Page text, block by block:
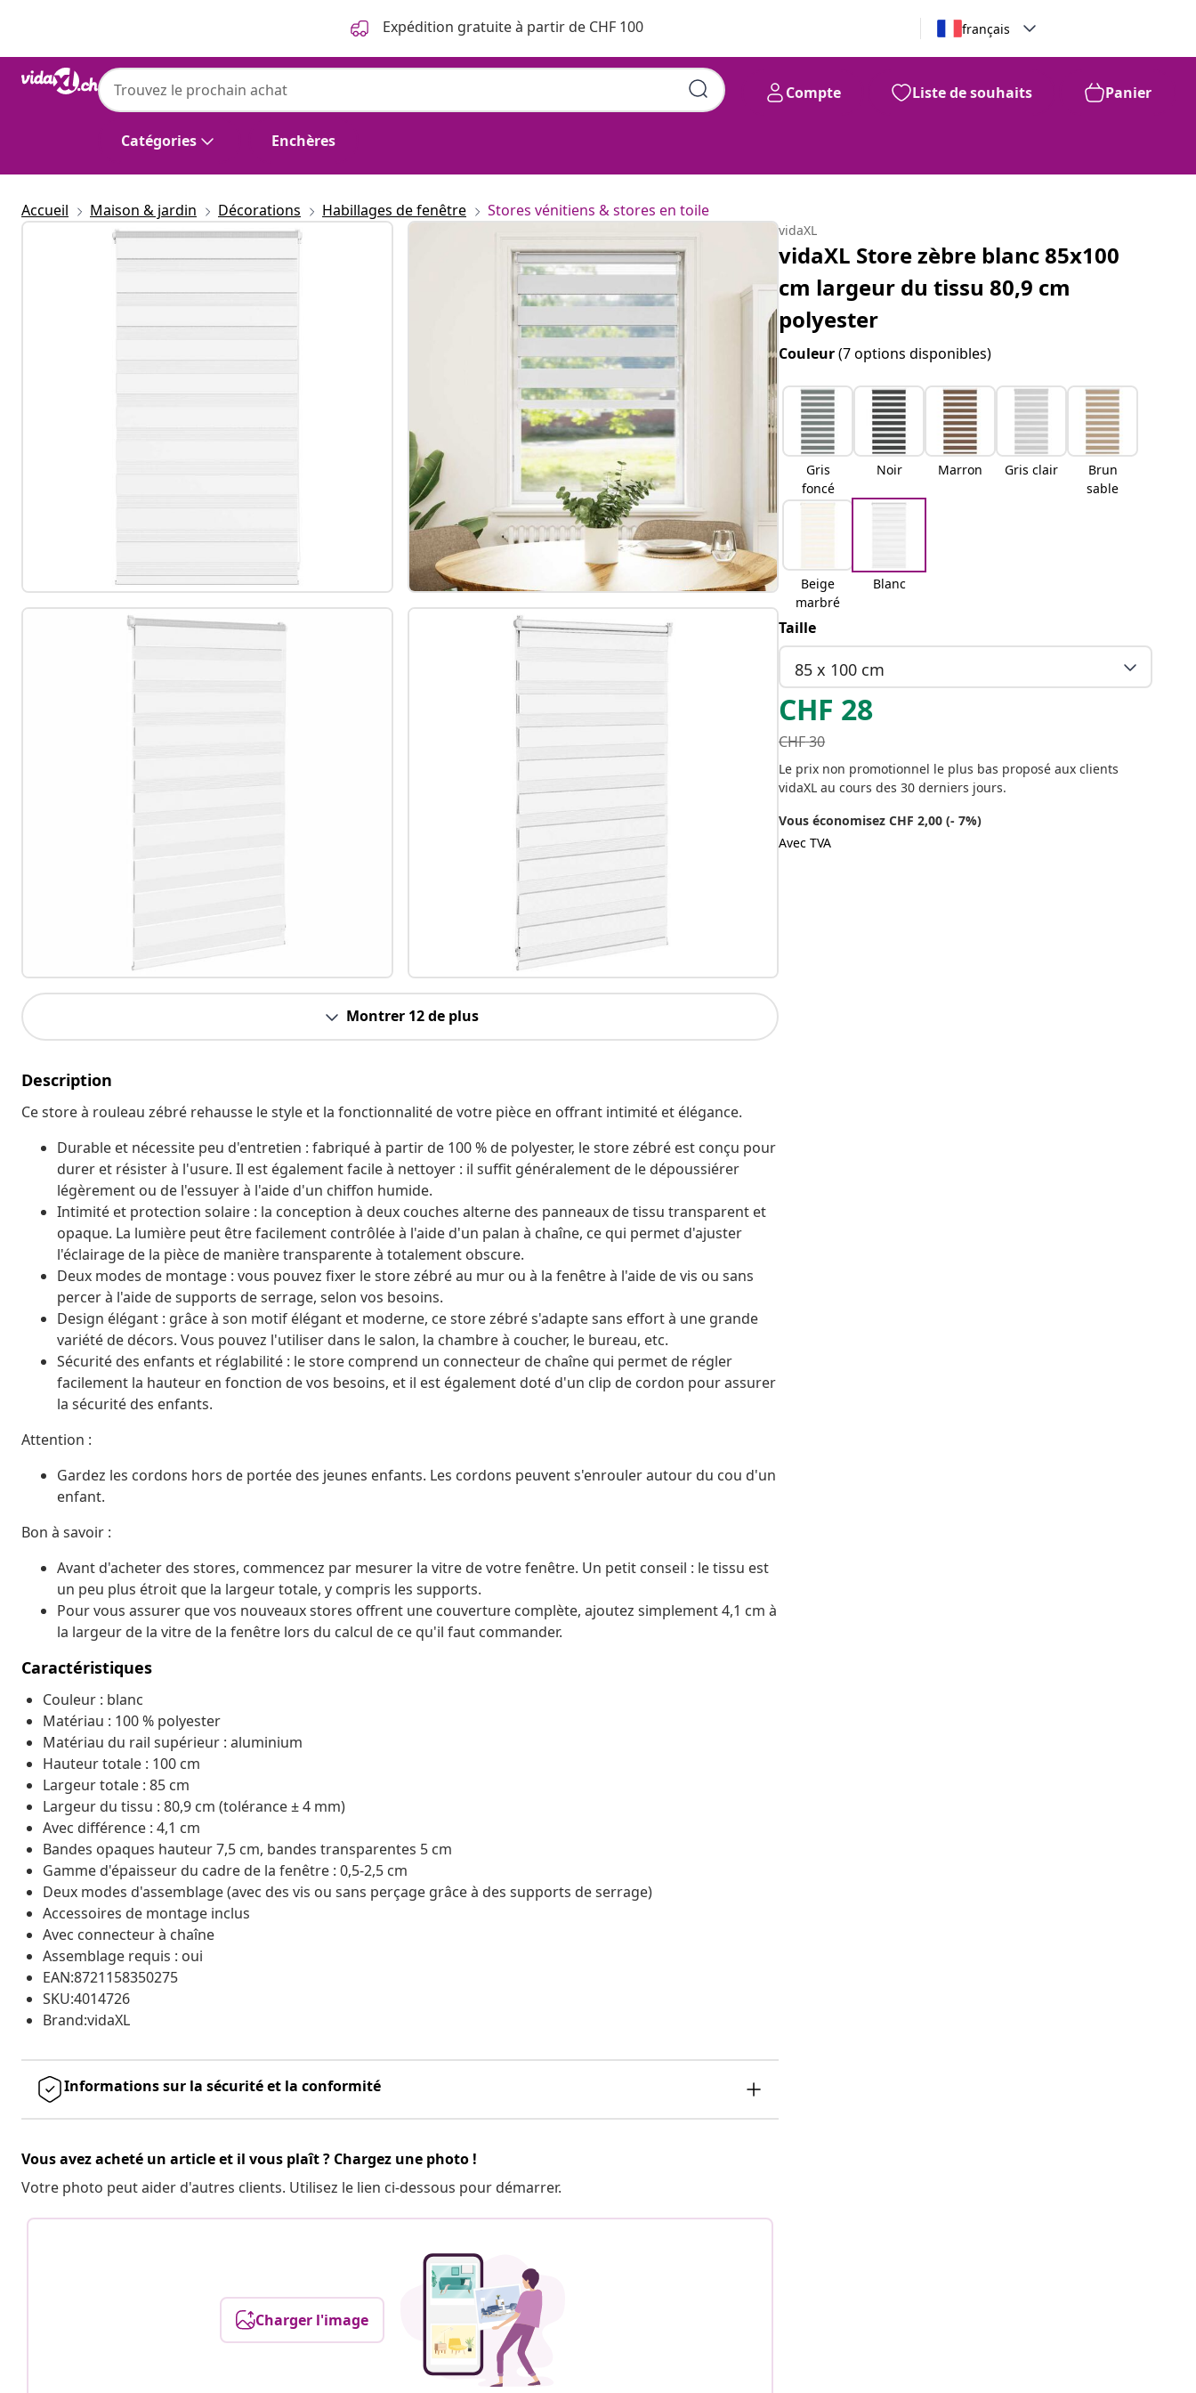
Expédition gratuite à partir de CHF 100 français
Catégories Enchères
Compte Liste de souhaits Panier
Accueil Maison & jardin Décorations Habillages de fenêtre Stores vénitiens & stores en toile
Montrer 12 de plus
Description
Ce store à rouleau zébré rehausse le style et la fonctionnalité de votre pièce en offrant intimité et élégance.
Durable et nécessite peu d'entretien : fabriqué à partir de 100 % de polyester, le store zébré est conçu pour
durer et résister à l'usure. Il est également facile à nettoyer : il suffit généralement de le dépoussiérer
légèrement ou de l'essuyer à l'aide d'un chiffon humide.
Intimité et protection solaire : la conception à deux couches alterne des panneaux de tissu transparent et
opaque. La lumière peut être facilement contrôlée à l'aide d'un palan à chaîne, ce qui permet d'ajuster
l'éclairage de la pièce de manière transparente à totalement obscure.
Deux modes de montage : vous pouvez fixer le store zébré au mur ou à la fenêtre à l'aide de vis ou sans
percer à l'aide de supports de serrage, selon vos besoins.
Design élégant : grâce à son motif élégant et moderne, ce store zébré s'adapte sans effort à une grande
variété de décors. Vous pouvez l'utiliser dans le salon, la chambre à coucher, le bureau, etc.
Sécurité des enfants et réglabilité : le store comprend un connecteur de chaîne qui permet de régler
facilement la hauteur en fonction de vos besoins, et il est également doté d'un clip de cordon pour assurer
la sécurité des enfants.
Attention :
Gardez les cordons hors de portée des jeunes enfants. Les cordons peuvent s'enrouler autour du cou d'un
enfant.
Bon à savoir :
Avant d'acheter des stores, commencez par mesurer la vitre de votre fenêtre. Un petit conseil : le tissu est
un peu plus étroit que la largeur totale, y compris les supports.
Pour vous assurer que vos nouveaux stores offrent une couverture complète, ajoutez simplement 4,1 cm à
la largeur de la vitre de la fenêtre lors du calcul de ce qu'il faut commander.
Caractéristiques
Couleur : blanc
Matériau : 100 % polyester
Matériau du rail supérieur : aluminium
Hauteur totale : 100 cm
Largeur totale : 85 cm
Largeur du tissu : 80,9 cm (tolérance ± 4 mm)
Avec différence : 4,1 cm
Bandes opaques hauteur 7,5 cm, bandes transparentes 5 cm
Gamme d'épaisseur du cadre de la fenêtre : 0,5-2,5 cm
Deux modes d'assemblage (avec des vis ou sans perçage grâce à des supports de serrage)
Accessoires de montage inclus
Avec connecteur à chaîne
Assemblage requis : oui
EAN:8721158350275
SKU:4014726
Brand:vidaXL
Informations sur la sécurité et la conformité
Vous avez acheté un article et il vous plaît ? Chargez une photo !
Votre photo peut aider d'autres clients. Utilisez le lien ci-dessous pour démarrer.
Charger l'image
vidaXL
vidaXL Store zèbre blanc 85x100
cm largeur du tissu 80,9 cm
polyester
Couleur(7 options disponibles)
Gris
foncé
Noir Marron Gris clair
Brun
sable
Beige
marbré
Blanc
Taille
85 x 100 cm
CHF 28
CHF30
Le prix non promotionnel le plus bas proposé aux clients
vidaXL au cours des 30 derniers jours.
Vous économisez CHF 2,00 (- 7%)
Avec TVA